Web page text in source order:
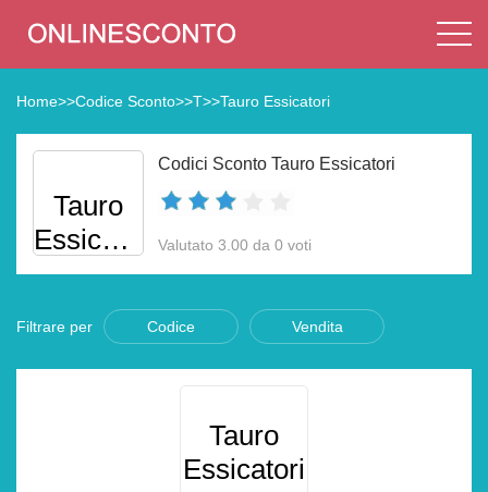
Home>>Codice Sconto>>T>>Tauro Essicatori
Tauro
Essicatori
Codici Sconto Tauro Essicatori
Valutato 3.00 da 0 voti
Filtrare per Codice Vendita
Tauro
Essicatori